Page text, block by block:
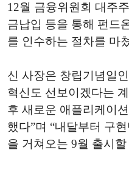
12월 금융위원회 대주
금납입 등을 통해 펀드
를 인수하는 절차를 마
신 사장은 창립기념일
혁신도 선보이겠다는
후 새로운 애플리케이
했다”며 “내달부터 구
을 거쳐오는 9월 출시